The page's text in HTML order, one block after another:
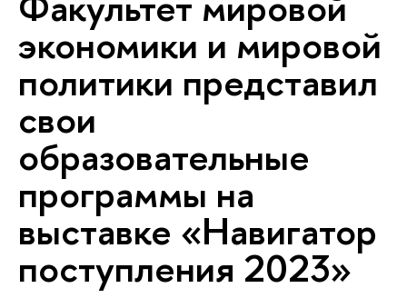
экономики и мировой
политики представил
свои
образовательные
программы на
выставке «Навигатор
поступления 2023»